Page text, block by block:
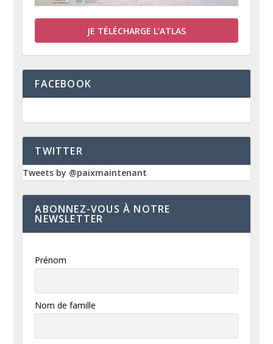
JE TÉLÉCHARGE L’ATLAS
FACEBOOK
TWITTER
Tweets by @paixmaintenant
ABONNEZ-VOUS À NOTRE
NEWSLETTER
Prénom
Nom de famille